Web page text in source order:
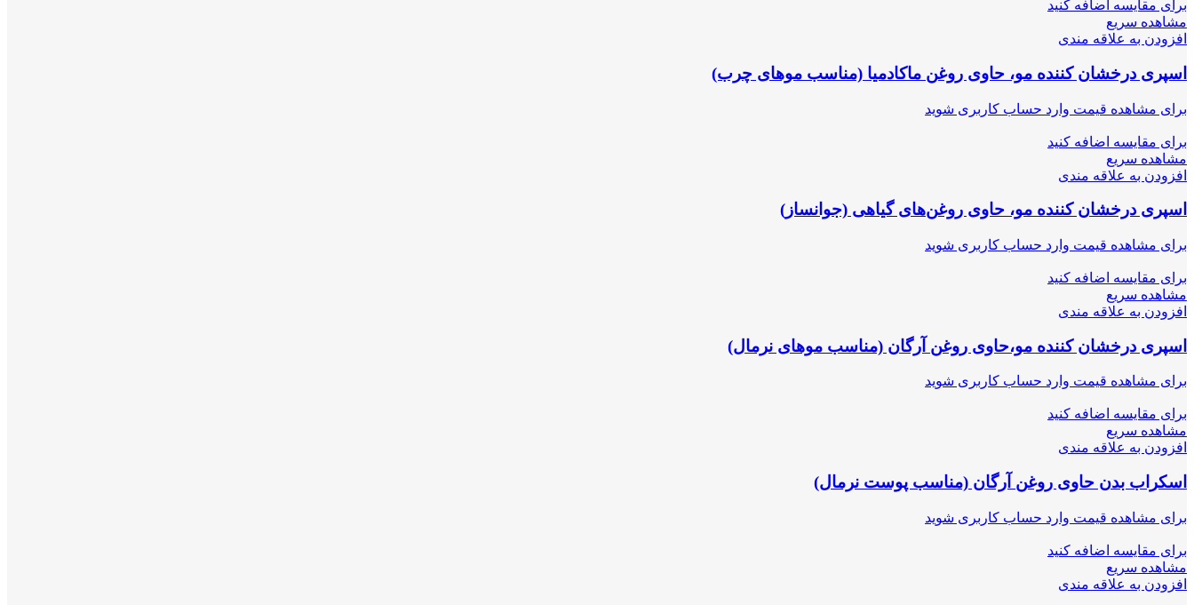
برای مقایسه اضافه کنید
مشاهده سریع
افزودن به علاقه مندی
اسپری درخشان کننده مو، حاوی روغن ماکادمیا (مناسب موهای چرب)
برای مشاهده قیمت وارد حساب کاربری شوید
برای مقایسه اضافه کنید
مشاهده سریع
افزودن به علاقه مندی
اسپری درخشان کننده مو، حاوی روغن‌های گیاهی (جوانساز)
برای مشاهده قیمت وارد حساب کاربری شوید
برای مقایسه اضافه کنید
مشاهده سریع
افزودن به علاقه مندی
اسپری درخشان کننده مو،حاوی روغن آرگان (مناسب موهای نرمال)
برای مشاهده قیمت وارد حساب کاربری شوید
برای مقایسه اضافه کنید
مشاهده سریع
افزودن به علاقه مندی
اسکراب بدن حاوی روغن آرگان (مناسب پوست نرمال)
برای مشاهده قیمت وارد حساب کاربری شوید
برای مقایسه اضافه کنید
مشاهده سریع
افزودن به علاقه مندی